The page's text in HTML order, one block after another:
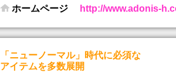
ホームページ
http://www.adonis-
「ニューノーマル」時代に必須な
アイテムを多数展開